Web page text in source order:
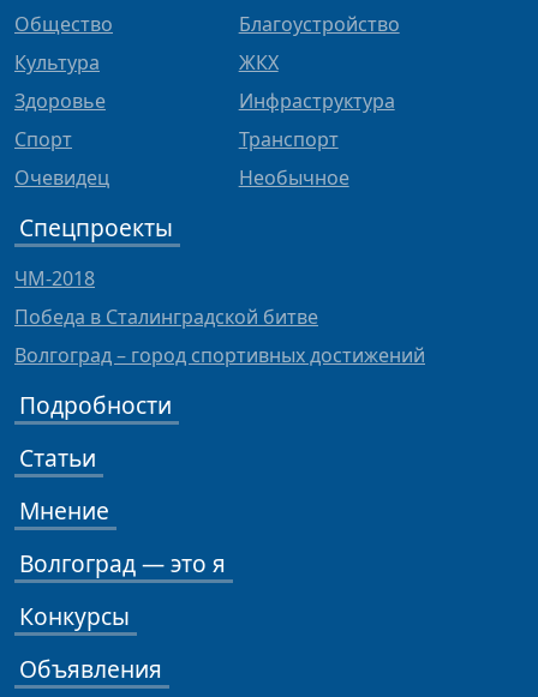
Общество
Культура
Здоровье
Спорт
Очевидец
Благоустройство
ЖКХ
Инфраструктура
Транспорт
Необычное
Спецпроекты
ЧМ-2018
Победа в Сталинградской битве
Волгоград – город спортивных достижений
Подробности
Статьи
Мнение
Волгоград — это я
Конкурсы
Объявления